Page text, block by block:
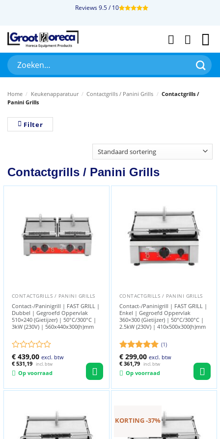
inhoud
Reviews 9.5 / 10
Zoeken
naar:
Home / Keukenapparatuur / Contactgrills / Panini Grills / Contactgrills /
Panini Grills
Filter
Contactgrills / Panini Grills
CONTACTGRILLS / PANINI GRILLS
Contact-/Paninigrill | FAST GRILL |
Dubbel | Gegroefd Oppervlak
510×240 (Gietijzer) | 50°C/300°C |
3kW (230V) | 560x440x300(h)mm
Gewaardeerd
0
uit
€439,00 excl. btw
€531,19 incl. btw
Op voorraad
CONTACTGRILLS / PANINI GRILLS
Contact-/Paninigrill | FAST GRILL |
Enkel | Gegroefd Oppervlak
360×300 (Gietijzer) | 50°C/300°C |
2.5kW (230V) | 410x500x300(h)mm
Gewaardeerd
5uit 5
(1)
€299,00 excl. btw
€361,79 incl. btw
Op voorraad
KORTING -37%